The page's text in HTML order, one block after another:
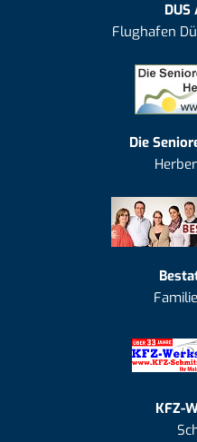
Flughafen
Die
KFZ-